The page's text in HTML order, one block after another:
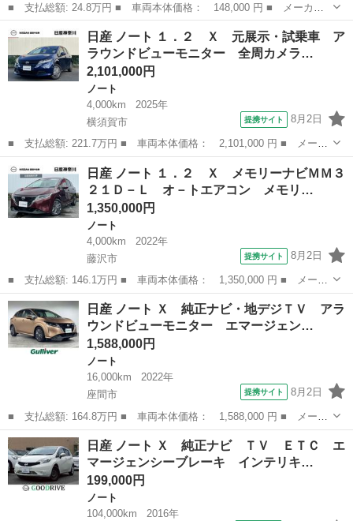
■ 支払総額: 24.8万円 ■ 車両本体価格： 148,000 円 ■ メーカー
名： 日産 ■ 車種名： ノート ■ グレード名： メダリスト エ
マージェンシーブレーキパッケージ ユーザー買取車／エマージェン
シーブレーキ...
埼玉 熊谷市 ノート
日産 ノート １．２ Ｘ 元展示・試乗車 ア
ラウンドビューモニター 全周カメラ…
2,101,000円
ノート
4,000km
2025年
横須賀市
提携サイト 8月2日
■ 支払総額: 221.7万円 ■ 車両本体価格： 2,101,000 円 ■ メーカ
ー名： 日産 ■ 車種名： ノート ■ グレード名： １．２ Ｘ
元展示・試乗車 アラウンドビューモニター 全周カメラ エマージ
ェンシー...
神奈川 横須賀市 ノート
日産 ノート １．２ Ｘ メモリーナビＭＭ３
２１Ｄ－Ｌ オ－トエアコン メモリ…
1,350,000円
ノート
4,000km
2022年
藤沢市
提携サイト 8月2日
■ 支払総額: 146.1万円 ■ 車両本体価格： 1,350,000 円 ■ メーカ
ー名： 日産 ■ 車種名： ノート ■ グレード名： １．２ Ｘ
メモリーナビＭＭ３２１Ｄ－Ｌ オ－トエアコン メモリナビ アラ
ウンドビ...
神奈川 藤沢市 ノート
日産 ノート Ｘ 純正ナビ・地デジＴＶ アラ
ウンドビューモニター エマージェン…
1,588,000円
ノート
16,000km
2022年
座間市
提携サイト 8月2日
■ 支払総額: 164.8万円 ■ 車両本体価格： 1,588,000 円 ■ メーカ
ー名： 日産 ■ 車種名： ノート ■ グレード名： Ｘ 純正ナ
ビ・地デジＴＶ アラウンドビューモニター エマージェンシーブレ
ーキ ＬＥ...
神奈川 座間市 ノート
日産 ノート Ｘ 純正ナビ ＴＶ ＥＴＣ エ
マージェンシーブレーキ インテリキ…
199,000円
ノート
104,000km
2016年